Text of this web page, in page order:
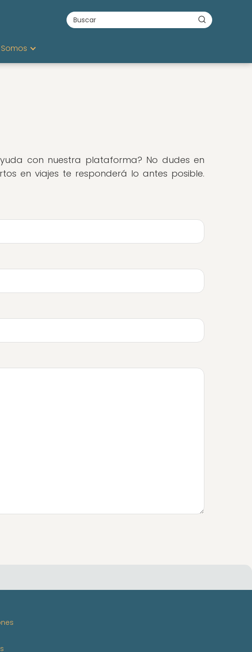
con nuestra plataforma? No dudes en
en viajes te responderá lo antes posible.